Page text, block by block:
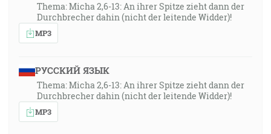
Thema: Micha 2,6-13: An ihrer Spitze zieht dann der
Durchbrecher dahin (nicht der leitende Widder)!
MP3
РУССКИЙ ЯЗЫК
Thema: Micha 2,6-13: An ihrer Spitze zieht dann der
Durchbrecher dahin (nicht der leitende Widder)!
MP3